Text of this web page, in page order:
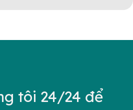
tôi 24/24 để